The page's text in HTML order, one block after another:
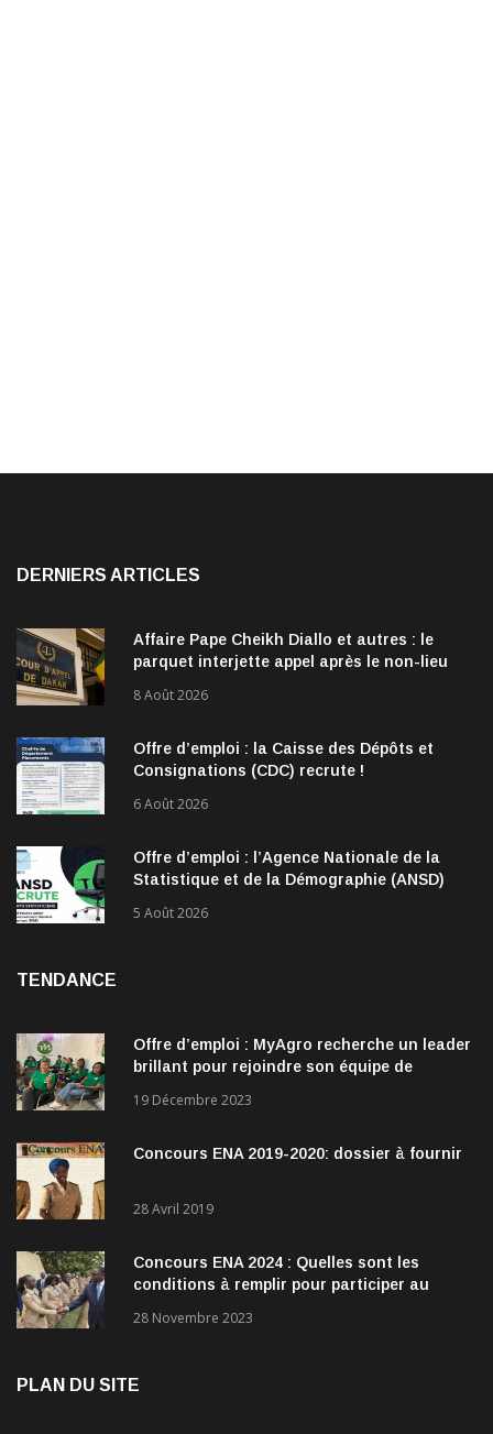
DERNIERS ARTICLES
Affaire Pape Cheikh Diallo et autres : le
parquet interjette appel après le non-lieu
8 Août 2026
Offre d’emploi : la Caisse des Dépôts et
Consignations (CDC) recrute !
6 Août 2026
Offre d’emploi : l’Agence Nationale de la
Statistique et de la Démographie (ANSD)
5 Août 2026
TENDANCE
Offre d’emploi : MyAgro recherche un leader
brillant pour rejoindre son équipe de
19 Décembre 2023
Concours ENA 2019-2020: dossier à fournir
28 Avril 2019
Concours ENA 2024 : Quelles sont les
conditions à remplir pour participer au
28 Novembre 2023
PLAN DU SITE